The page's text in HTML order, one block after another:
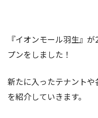
『イオンモール羽生』
プンをしました！
新たに入ったテナント
を紹介していきます。